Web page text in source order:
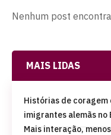
Nenhum post
MAIS LIDAS
Histórias de
imigrantes alemãs no
Mais interação,